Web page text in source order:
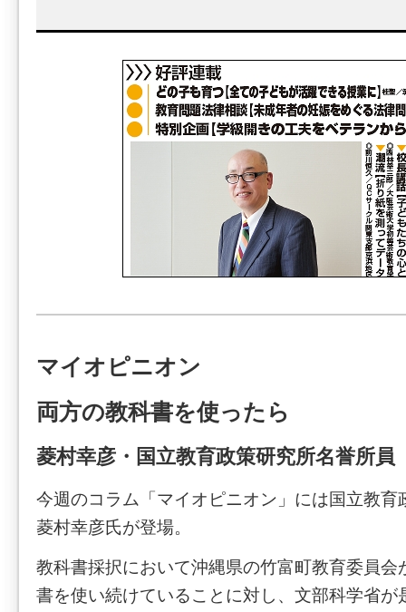
マイオピニオン
両方の教科書を使ったら
菱村幸彦・国立教育政策研究所名誉所員
今週のコラム「マイオピニオン」には国立教育
菱村幸彦氏が登場。
教科書採択において沖縄県の竹富町教育委員会
書を使い続けていることに対し、文部科学省が